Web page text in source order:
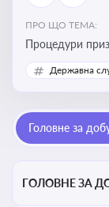
ПРО ЩО ТЕМА:
Процедури
установ та
Державна
Головне за
ГОЛОВНЕ ЗА